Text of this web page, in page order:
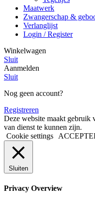
Maatwerk
Zwangerschap &
Verlanglijst
Login / Register
Winkelwagen
Sluit
Aanmelden
Sluit
Nog geen account?
Registreren
Deze website maakt gebruik
van dienst te kunnen zijn.
Cookie settings
Sluiten
Privacy Overview